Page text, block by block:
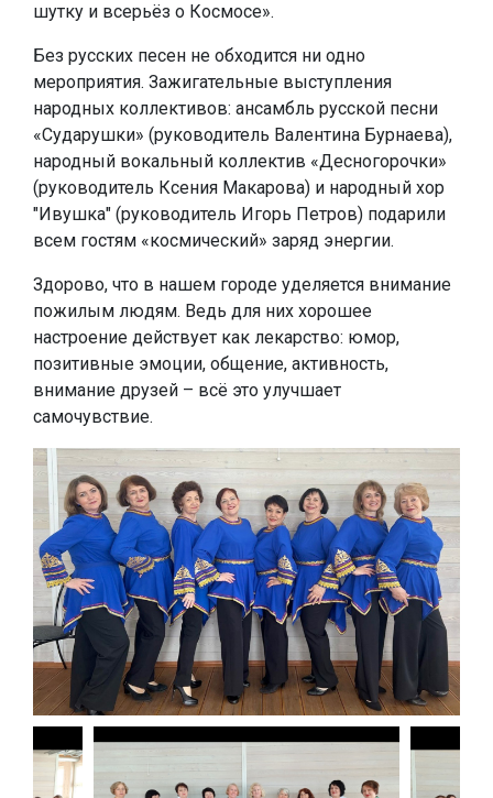
шутку и всерьёз о Космосе».
Без русских песен не обходится ни одно
мероприятия. Зажигательные выступления
народных коллективов: ансамбль русской песни
«Сударушки» (руководитель Валентина Бурнаева),
народный вокальный коллектив «Десногорочки»
(руководитель Ксения Макарова) и народный хор
"Ивушка" (руководитель Игорь Петров) подарили
всем гостям «космический» заряд энергии.
Здорово, что в нашем городе уделяется внимание
пожилым людям. Ведь для них хорошее
настроение действует как лекарство: юмор,
позитивные эмоции, общение, активность,
внимание друзей – всё это улучшает
самочувствие.